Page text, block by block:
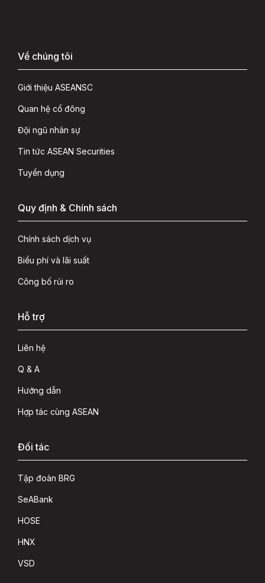
Về chúng tôi
Giới thiệu ASEANSC
Quan hệ cổ đông
Đội ngũ nhân sự
Tin tức ASEAN Securities
Tuyển dụng
Quy định & Chính sách
Chính sách dịch vụ
Biểu phí và lãi suất
Công bố rủi ro
Hỗ trợ
Liên hệ
Q & A
Hướng dẫn
Hợp tác cùng ASEAN
Đối tác
Tập đoàn BRG
SeABank
HOSE
HNX
VSD